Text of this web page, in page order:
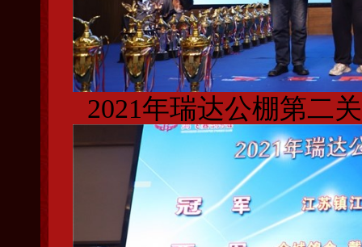
2021年瑞达公棚第二